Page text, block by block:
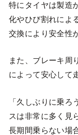
特にタイヤは製造
化やひび割れによ
交換により安全性
また、ブレーキ周
によって安心して
「久しぶりに乗
スは非常に多く見
長期間乗らない場